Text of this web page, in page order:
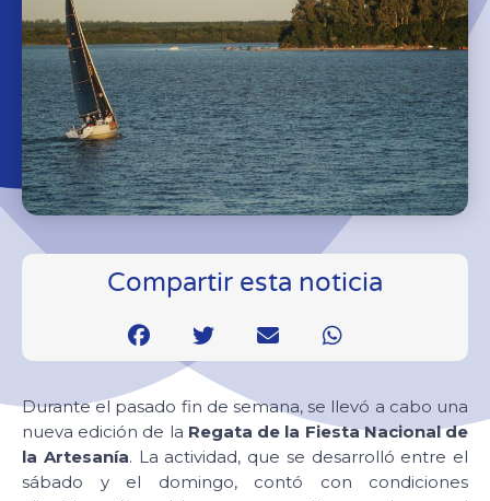
Compartir esta noticia
Durante el pasado fin de semana, se llevó a cabo una
nueva edición de la Regata de la Fiesta Nacional de
la Artesanía. La actividad, que se desarrolló entre el
sábado y el domingo, contó con condiciones